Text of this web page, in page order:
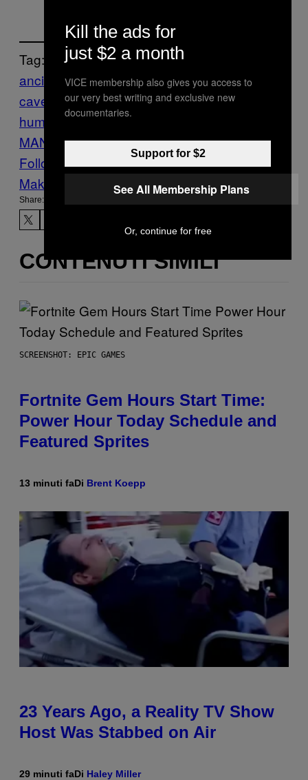
Tag:
ancient DNA cave denisova
cave
denisovan DNA early
humans genomes
MANS
neanderthal parent siberia Tech
Follow Us On Discover
Make Us Preferred In Top Stories
Share:
CONTENUTI SIMILI
SCREENSHOT: EPIC GAMES
Fortnite Gem Hours Start Time:
Power Hour Today Schedule and
Featured Sprites
13 minuti faDi Brent Koepp
23 Years Ago, a Reality TV Show
Host Was Stabbed on Air
29 minuti faDi Haley Miller
Kill the ads for
just $2 a month
VICE membership also gives you access to
our very best writing and exclusive new
documentaries.
Support for $2
See All Membership Plans
Or, continue for free